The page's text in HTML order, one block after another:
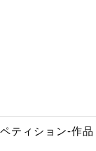
ティション-作品